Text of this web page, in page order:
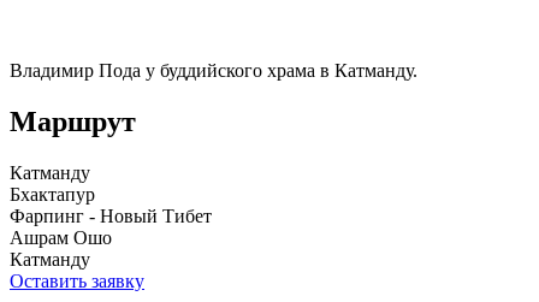
Владимир Пода у буддийского храма в Катманду.
Маршрут
Катманду
Бхактапур
Фарпинг - Новый Тибет
Ашрам Ошо
Катманду
Оставить заявку